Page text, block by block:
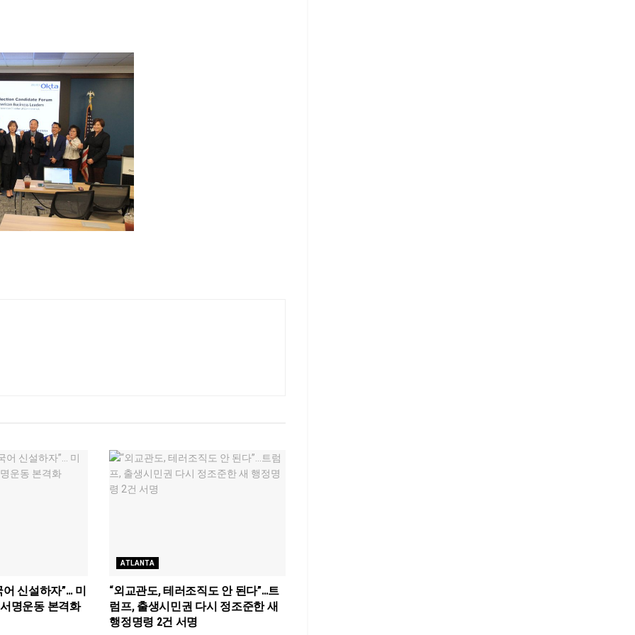
어 신설하자”… 미
명운동 본격화
ATLANTA
“외교관도, 테러조직도 안 된다”…트
럼프, 출생시민권 다시 정조준한 새
행정명령 2건 서명